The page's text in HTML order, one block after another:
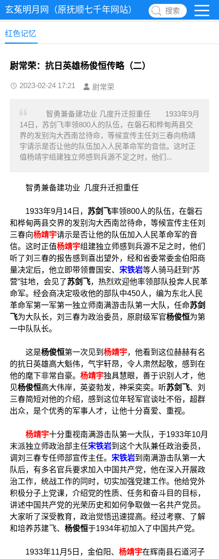
玄菟明月网（原抚顺七千年网站） 搜索
红色记忆
尉常荣：抗日英雄杨俊恒传略（二）
2023-02-24 17:21 尉常荣
智勇兼备建功业 几度升迁担重任 1933年9月
14日，苏剑飞率领800人的队伍，在磐石和桦甸两县交
界的发别沟大西南岔待命，等候宣传主任刘三春向杨靖
宇请示是否让他的队伍加入人民革命军的音信。这时正
值杨靖宇组建独立师感到兵源不足之时，他们...
智勇兼备建功业 几度升迁担重任
1933年9月14日， 苏剑飞率领800人的队伍，在磐石
和桦甸两县交界的发别沟大西南岔待命，等候宣传主任刘
三春向杨靖宇请示是否让他的队伍加入人民革命军的音
信。这时正值杨靖宇组建独立师感到兵源不足之时，他们
听了刘三春的报告感到喜出望外，经和省委常委金伯阳商
量决定后，他立即带领曹国安、 宋铁岩等人骑马赶到“苏
营”驻地，会见了苏剑飞，热烈欢迎他率领部队投奔人民革
命军。经会商决定吸收他的部队中450人，编为东北人民
革命军第一军第一独立师南满游击队第一大队，任命苏剑
飞为大队长，刘三春为政治委员，原尉级军官杨俊恒为第
一中队队长。
这是杨俊恒第一次见到 杨靖宇，他看到这位赫赫有名
的抗日英雄高大魁伟，气宇轩昂，令人肃然起敬，感到在
他的麾下非常自豪。 杨靖宇独具慧眼，善于识别人才，他
见杨俊恒高大伟岸，英姿勃发，神采奕奕。听苏剑飞、刘
三春简短对他的介绍，感到这位年轻军官谈吐不俗，超群
出众，是个优秀的军事人才，让他十分喜爱、重视。
杨靖宇十分重视南满游击队第一大队，于1933年10月
末派独立师政治部主任宋铁岩到这个大队兼任政治委员，
调刘三春专任师部宣传主任。 宋铁岩到南满游击队第一大
队后，有多名官兵要求加入中国共产党，他在深入开展政
治工作，统战工作的同时，切实加强党建工作。他给党外
积极分子上党课，介绍党的性质、任务和奋斗目的目标，
讲述中国共产党的光荣历史和如何争取做一名共产党员。
大家听了深受教育，政治觉悟迅速提高。经过考察、了解
和培养苏建飞、 杨俊恒于1934年初加入了中国共产党。
1933年11月5日，金伯阳、 杨靖宇在辉南县石道河子